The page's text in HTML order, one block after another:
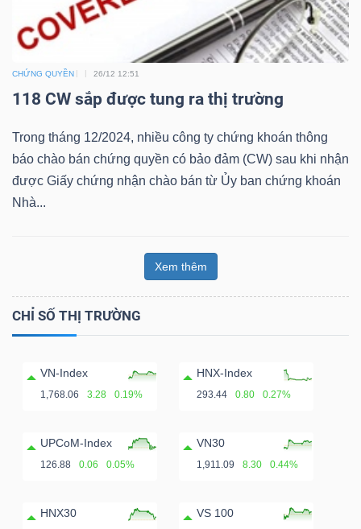
CHỨNG QUYỀN 26/12 12:51
118 CW sắp được tung ra thị trường
Trong tháng 12/2024, nhiều công ty chứng khoán thông
báo chào bán chứng quyền có bảo đảm (CW) sau khi nhận
được Giấy chứng nhận chào bán từ Ủy ban chứng khoán
Nhà...
Xem thêm
CHỈ SỐ THỊ TRƯỜNG
VN-Index
1,768.06 3.28 0.19%
HNX-Index
293.44 0.80 0.27%
UPCoM-Index
126.88 0.06 0.05%
VN30
1,911.09 8.30 0.44%
HNX30 VS 100
cáo
phân
tích
(-)
Thuật
ngữ
(-)
tạo
chính